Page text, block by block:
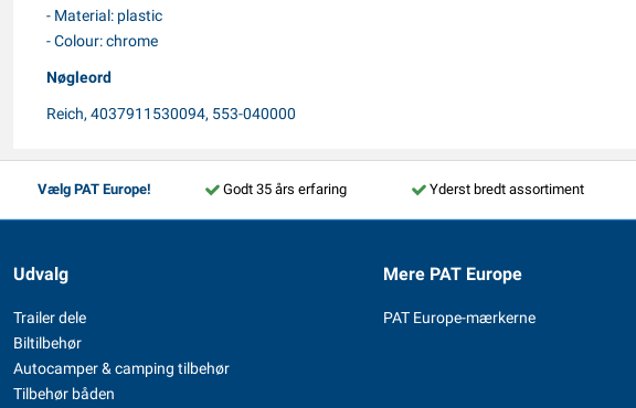
- Material: plastic
- Colour: chrome
Nøgleord
Reich, 4037911530094, 553-040000
Vælg PAT Europe! Godt 35 års erfaring Yderst bredt assortiment
Udvalg
Trailer dele
Biltilbehør
Autocamper & camping tilbehør
Tilbehør båden
Mere PAT Europe
PAT Europe-mærkerne